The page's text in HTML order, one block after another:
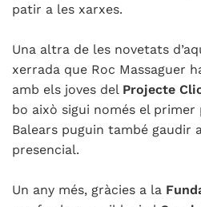
patir a les xarxes.
Una altra de les novetats
xerrada que Roc Massaguer
amb els joves del Projecte
bo això sigui només el primer
Balears puguin també gaudir
presencial.
Un any més, gràcies a la